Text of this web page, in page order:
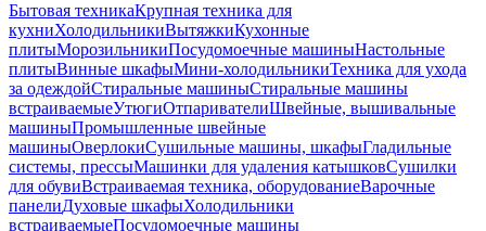
Бытовая техникаКрупная техника для
кухниХолодильникиВытяжкиКухонные
плитыМорозильникиПосудомоечные машиныНастольные
плитыВинные шкафыМини-холодильникиТехника для ухода
за одеждойСтиральные машиныСтиральные машины
встраиваемыеУтюгиОтпаривателиШвейные, вышивальные
машиныПромышленные швейные
машиныОверлокиСушильные машины, шкафыГладильные
системы, прессыМашинки для удаления катышковСушилки
для обувиВстраиваемая техника, оборудованиеВарочные
панелиДуховые шкафыХолодильники
встраиваемыеПосудомоечные машины